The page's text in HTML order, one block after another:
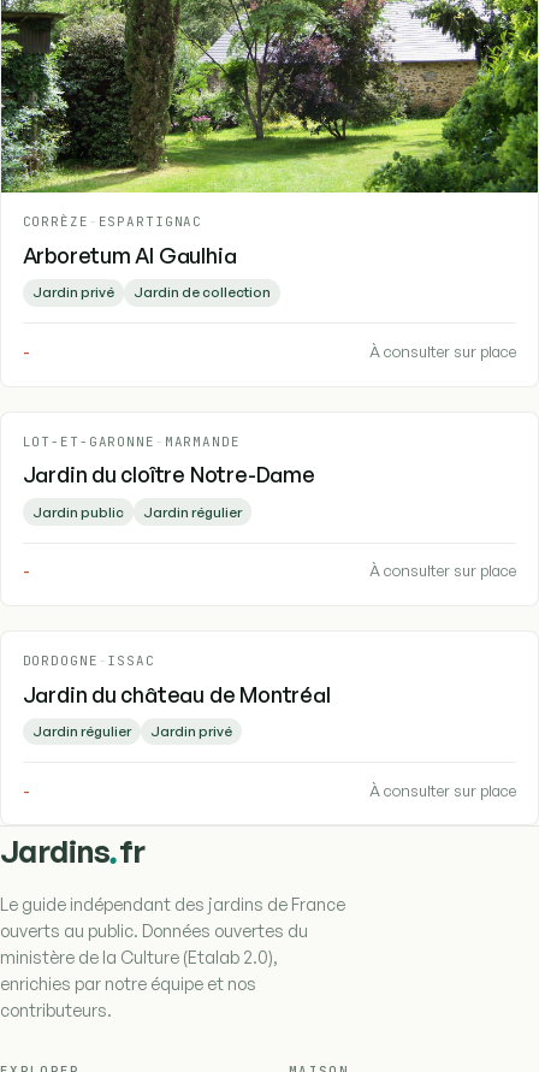
CORRÈZE - ESPARTIGNAC
Arboretum Al Gaulhia
Jardin privé Jardin de collection
- À consulter sur place
LOT-ET-GARONNE - MARMANDE
Jardin du cloître Notre-Dame
Jardin public Jardin régulier
- À consulter sur place
DORDOGNE - ISSAC
Jardin du château de Montréal
Jardin régulier Jardin privé
- À consulter sur place
Jardins.fr
Le guide indépendant des jardins de France
ouverts au public. Données ouvertes du
ministère de la Culture (Etalab 2.0),
enrichies par notre équipe et nos
contributeurs.